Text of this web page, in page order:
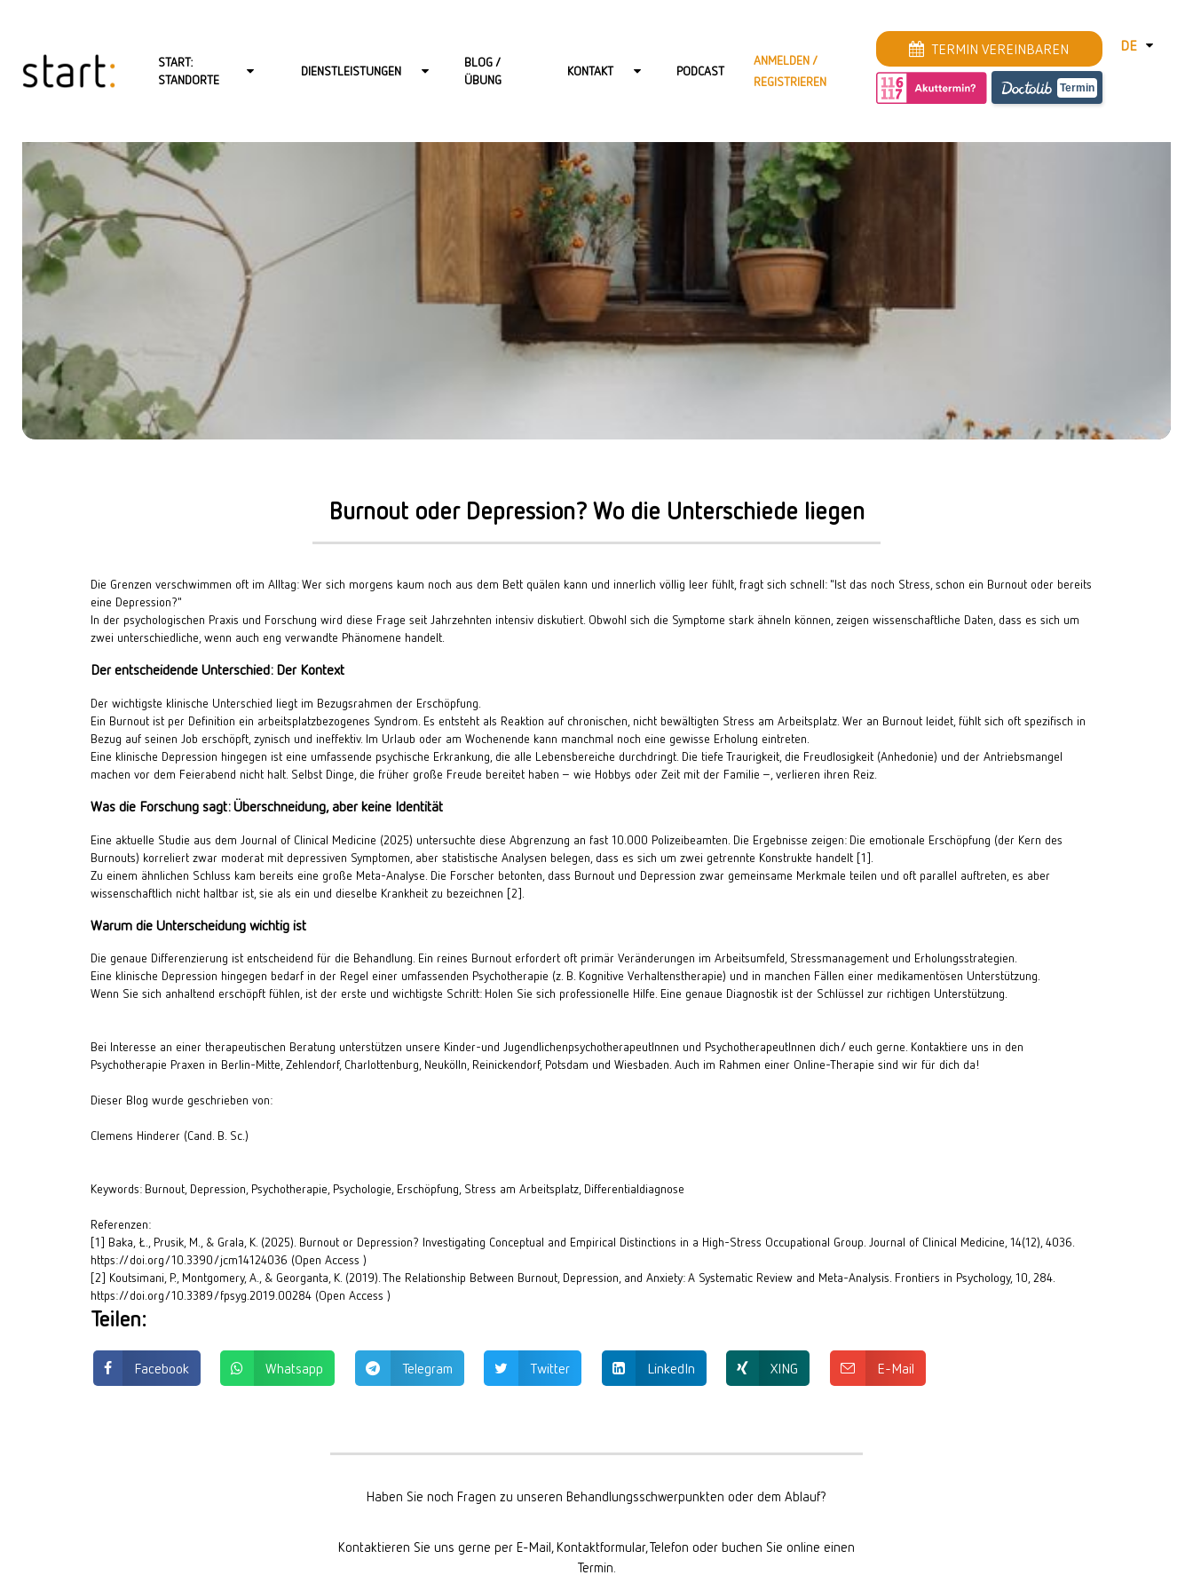
START:
STANDORTE
START: BERLIN-MITTE-LINIENSTR.
START: BERLIN-MITTE-SCHÖNHAUSER ALLEE
START: BERLIN-NEUKÖLLN
START: BERLIN-REINICKENDORF (FROHNAU)
START: BERLIN-ZEHLENDORF
START: HAMBURG
START: ONLINE
START: POTSDAM
DIENSTLEISTUNGEN
PSYCHOTHERAPIE FÜR KINDER
BABY- UND KLEINKINDSPRECHSTUNDE
GRUPPENTHERAPIE
BLOG /
ÜBUNG
KONTAKT
KONTAKT-HAMBURG
KONTAKT-ONLINE
KONTAKT-POTSDAM
KONTAKT-WIESBADEN
KARRIERE BEI START:
PODCAST
ANMELDEN /
REGISTRIEREN
TERMIN VEREINBAREN
Termin
DE
Burnout oder Depression? Wo die Unterschiede liegen
Die Grenzen verschwimmen oft im Alltag: Wer sich morgens kaum noch aus dem Bett quälen kann und innerlich völlig leer fühlt, fragt sich schnell: "Ist das noch Stress, schon ein Burnout oder bereits
eine Depression?"
In der psychologischen Praxis und Forschung wird diese Frage seit Jahrzehnten intensiv diskutiert. Obwohl sich die Symptome stark ähneln können, zeigen wissenschaftliche Daten, dass es sich um
zwei unterschiedliche, wenn auch eng verwandte Phänomene handelt.
Der entscheidende Unterschied: Der Kontext
Der wichtigste klinische Unterschied liegt im Bezugsrahmen der Erschöpfung.
Ein Burnout ist per Definition ein arbeitsplatzbezogenes Syndrom. Es entsteht als Reaktion auf chronischen, nicht bewältigten Stress am Arbeitsplatz. Wer an Burnout leidet, fühlt sich oft spezifisch in
Bezug auf seinen Job erschöpft, zynisch und ineffektiv. Im Urlaub oder am Wochenende kann manchmal noch eine gewisse Erholung eintreten.
Eine klinische Depression hingegen ist eine umfassende psychische Erkrankung, die alle Lebensbereiche durchdringt. Die tiefe Traurigkeit, die Freudlosigkeit (Anhedonie) und der Antriebsmangel
machen vor dem Feierabend nicht halt. Selbst Dinge, die früher große Freude bereitet haben – wie Hobbys oder Zeit mit der Familie –, verlieren ihren Reiz.
Was die Forschung sagt: Überschneidung, aber keine Identität
Eine aktuelle Studie aus dem Journal of Clinical Medicine (2025) untersuchte diese Abgrenzung an fast 10.000 Polizeibeamten. Die Ergebnisse zeigen: Die emotionale Erschöpfung (der Kern des
Burnouts) korreliert zwar moderat mit depressiven Symptomen, aber statistische Analysen belegen, dass es sich um zwei getrennte Konstrukte handelt [1]
Zu einem ähnlichen Schluss kam bereits eine große Meta-Analyse . Die Forscher betonten, dass Burnout und Depression zwar gemeinsame Merkmale teilen und oft parallel auftreten, es aber
wissenschaftlich nicht haltbar ist, sie als ein und dieselbe Krankheit zu bezeichnen [2]
Warum die Unterscheidung wichtig ist
Die genaue Differenzierung ist entscheidend für die Behandlung. Ein reines Burnout erfordert oft primär Veränderungen im Arbeitsumfeld, Stressmanagement und Erholungsstrategien.
Eine klinische Depression hingegen bedarf in der Regel einer umfassenden Psychotherapie (z. B. Kognitive Verhaltenstherapie) und in manchen Fällen einer medikamentösen Unterstützung.
Wenn Sie sich anhaltend erschöpft fühlen, ist der erste und wichtigste Schritt: Holen Sie sich professionelle Hilfe. Eine genaue Diagnostik ist der Schlüssel zur richtigen Unterstützung.
Bei Interesse an einer therapeutischen Beratung unterstützen unsere Kinder-und JugendlichenpsychotherapeutInnen und PsychotherapeutInnen dich/ euch gerne. Kontaktiere uns in den
Psychotherapie Praxen in Berlin-Mitte Zehlendorf, Charlottenburg Neukölln Reinickendorf, Potsdam und Wiesbaden . Auch im Rahmen einer Online-Therapie sind wir für dich da!
Dieser Blog wurde geschrieben von:
Clemens Hinderer (Cand. B. Sc.)
Keywords: Burnout, Depression, Psychotherapie, Psychologie, Erschöpfung, Stress am Arbeitsplatz, Differentialdiagnose
Referenzen:
[1] Baka, Ł., Prusik, M., & Grala, K. (2025). Burnout or Depression? Investigating Conceptual and Empirical Distinctions in a High-Stress Occupational Group. Journal of Clinical Medicine, 14(12), 4036.
https://doi.org/10.3390/jcm14124036 (Open Access )
[2] Koutsimani, P., Montgomery, A., & Georganta, K. (2019). The Relationship Between Burnout, Depression, and Anxiety: A Systematic Review and Meta-Analysis. Frontiers in Psychology, 10, 284.
https://doi.org/10.3389/fpsyg.2019.00284 (Open Access )
Teilen:
Facebook Whatsapp Telegram Twitter LinkedIn XING E-Mail
Haben Sie noch Fragen zu unseren Behandlungsschwerpunkten oder dem Ablauf?
Kontaktieren Sie uns gerne per E-Mail, Kontaktformular, Telefon oder buchen Sie online einen
Termin.